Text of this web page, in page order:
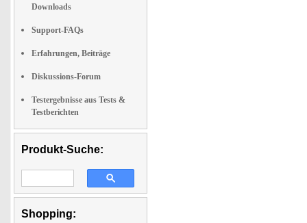
Downloads
Support-FAQs
Erfahrungen, Beiträge
Diskussions-Forum
Testergebnisse aus Tests &
Testberichten
Produkt-Suche:
Shopping: